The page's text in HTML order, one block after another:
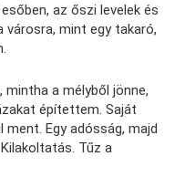
az őszi levelek és
mint egy takaró,
a mélyből jönne,
építettem. Saját
Egy adósság, majd
Tűz a